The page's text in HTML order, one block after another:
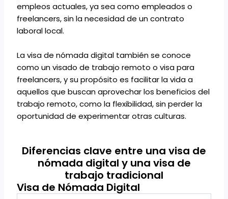
empleos actuales, ya sea como empleados o
freelancers, sin la necesidad de un contrato
laboral local.
La visa de nómada digital también se conoce
como un visado de trabajo remoto o visa para
freelancers, y su propósito es facilitar la vida a
aquellos que buscan aprovechar los beneficios del
trabajo remoto, como la flexibilidad, sin perder la
oportunidad de experimentar otras culturas.
Diferencias clave entre una visa de
nómada digital y una visa de
trabajo tradicional
Visa de Nómada Digital